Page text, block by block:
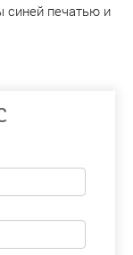
синей печатью и